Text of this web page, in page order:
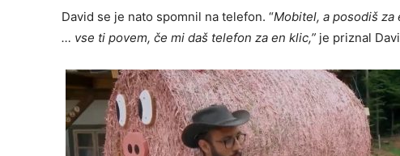
David se je nato spomnil na telefon. “Mobitel, a posodiš za
… vse ti povem, če mi daš telefon za en klic,” je priznal